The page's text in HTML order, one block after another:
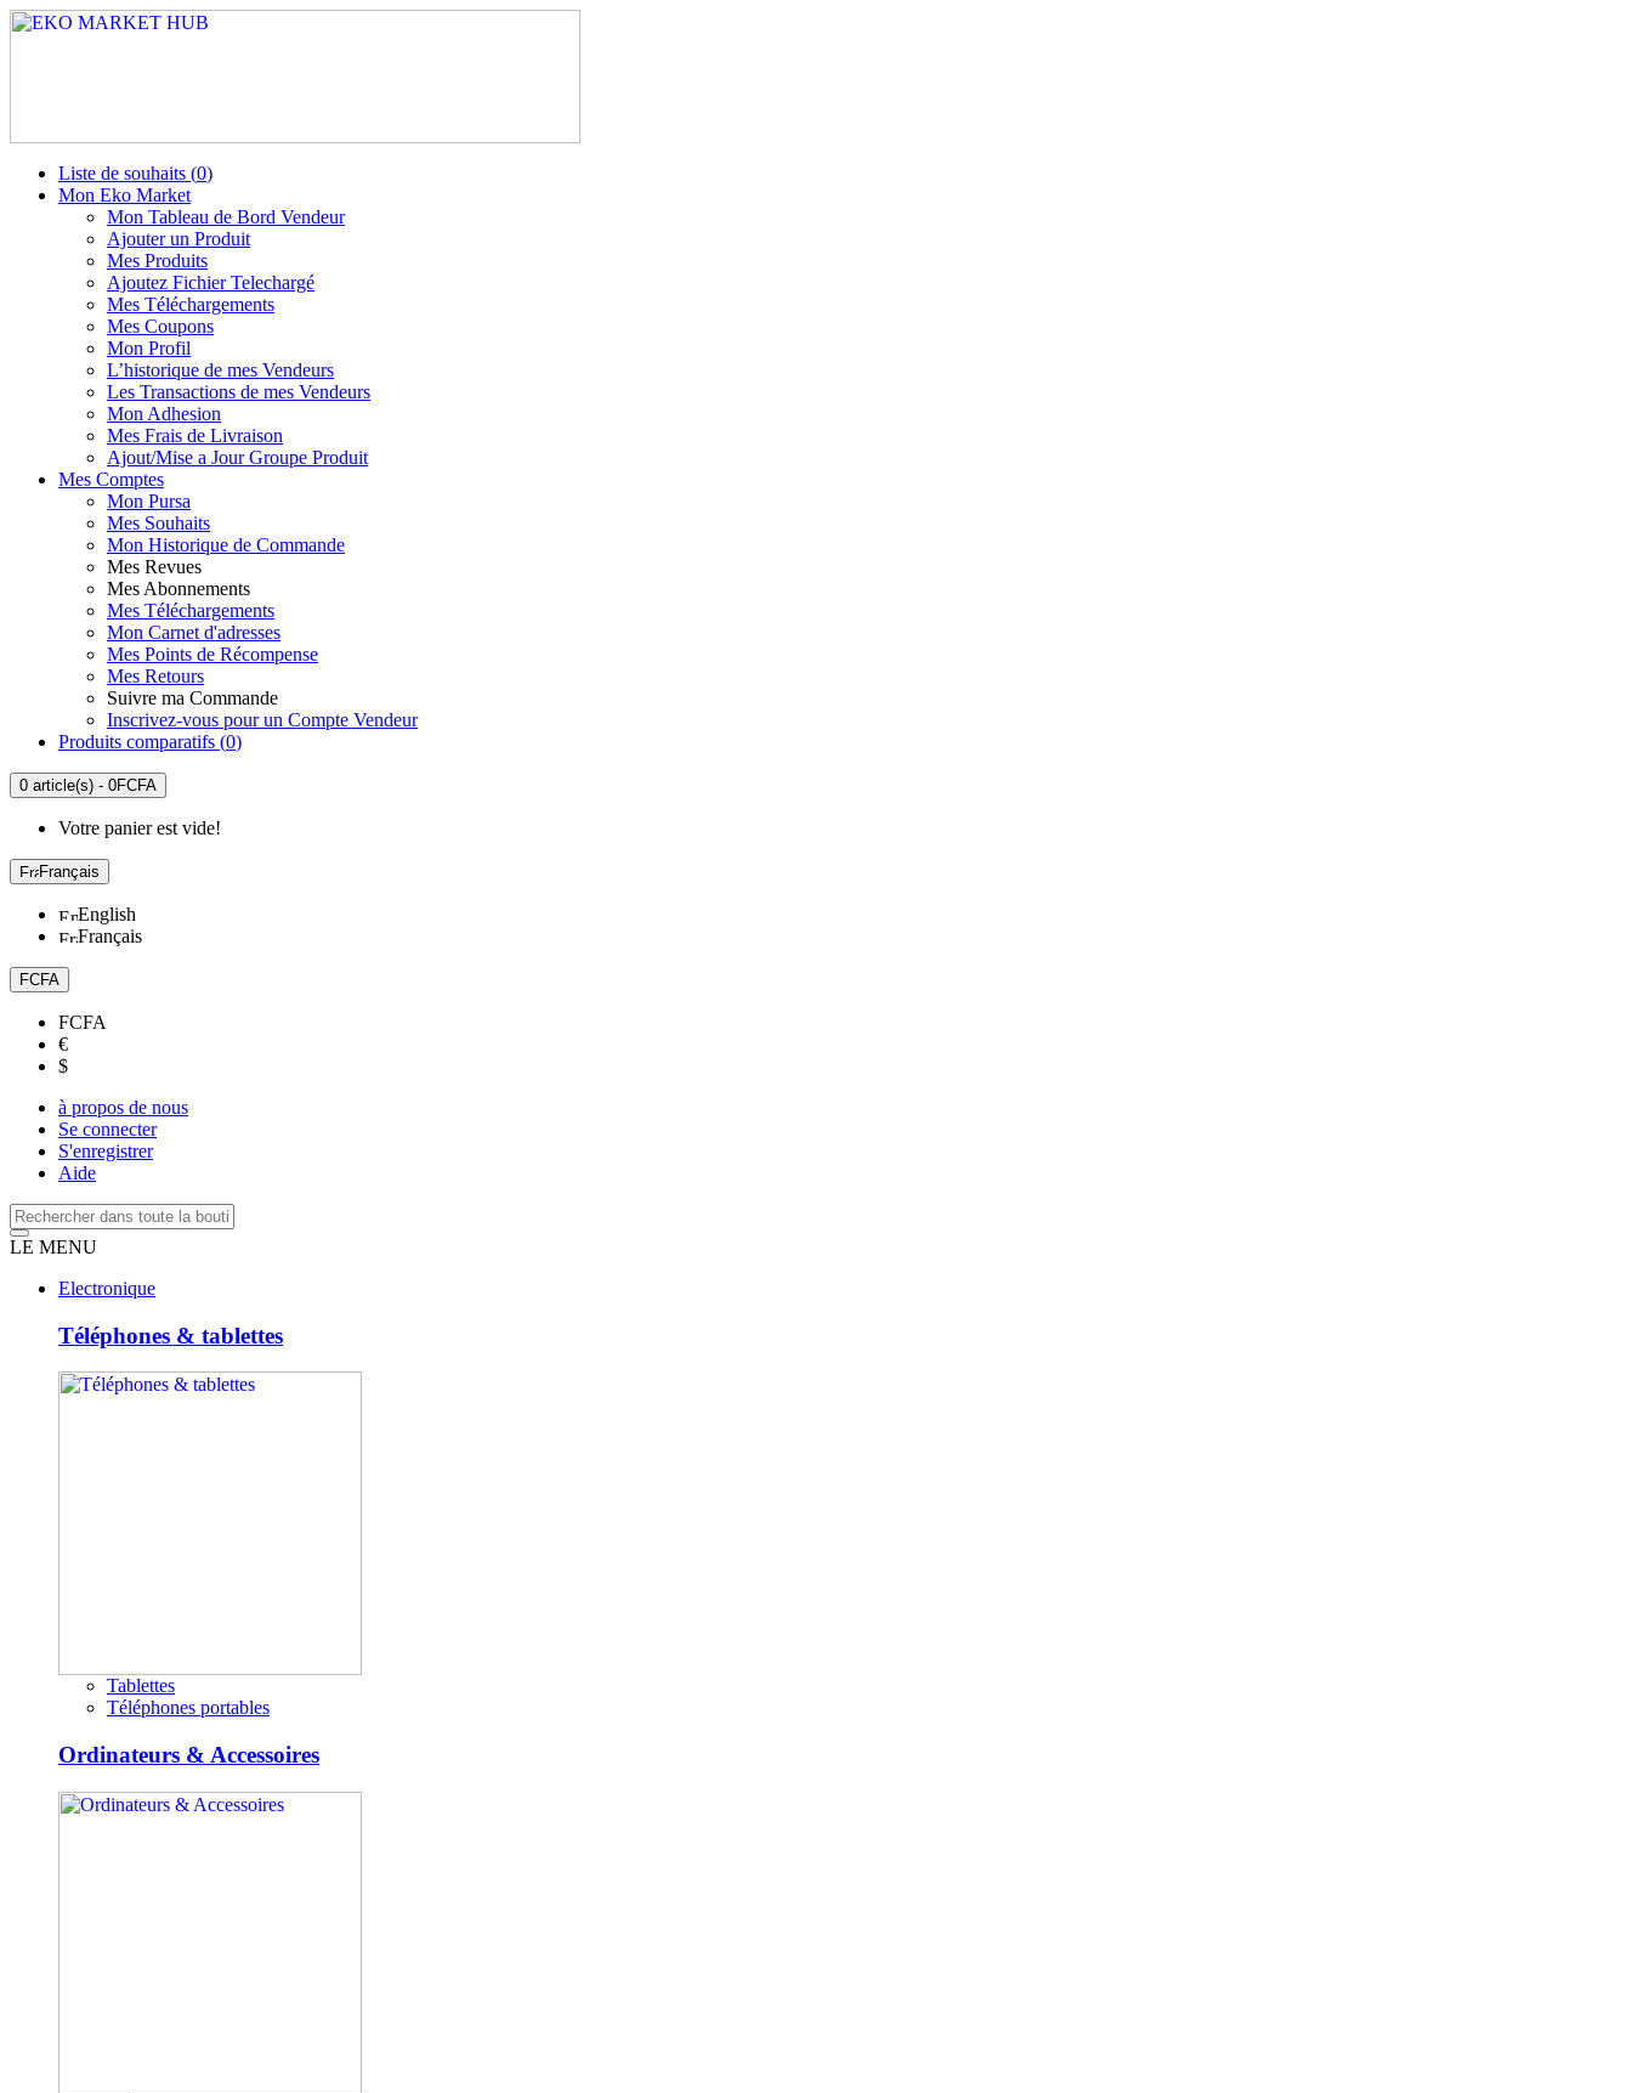
Liste de souhaits (0)
Mon Eko Market
Mon Tableau de Bord Vendeur
Ajouter un Produit
Mes Produits
Ajoutez Fichier Telechargé
Mes Téléchargements
Mes Coupons
Mon Profil
L’historique de mes Vendeurs
Les Transactions de mes Vendeurs
Mon Adhesion
Mes Frais de Livraison
Ajout/Mise a Jour Groupe Produit
Mes Comptes
Mon Pursa
Mes Souhaits
Mon Historique de Commande
Mes Revues
Mes Abonnements
Mes Téléchargements
Mon Carnet d'adresses
Mes Points de Récompense
Mes Retours
Suivre ma Commande
Inscrivez-vous pour un Compte Vendeur
Produits comparatifs (0)
0 article(s) - 0FCFA
Votre panier est vide!
Français
English
Français
FCFA
FCFA
€
$
à propos de nous
Se connecter
S'enregistrer
Aide
LE MENU
Electronique
Téléphones & tablettes
Tablettes
Téléphones portables
Ordinateurs & Accessoires